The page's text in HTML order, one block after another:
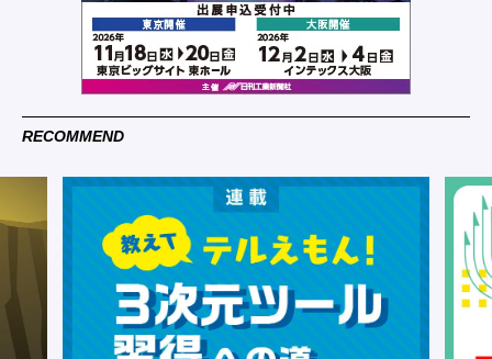
RECOMMEND